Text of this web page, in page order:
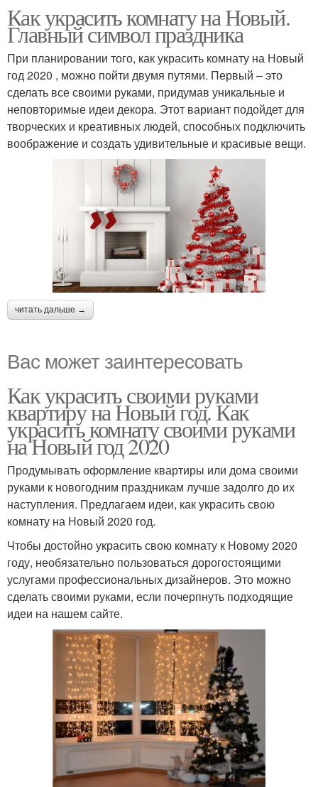
Как украсить комнату на Новый.
Главный символ праздника
При планировании того, как украсить комнату на Новый
год 2020 , можно пойти двумя путями. Первый – это
сделать все своими руками, придумав уникальные и
неповторимые идеи декора. Этот вариант подойдет для
творческих и креативных людей, способных подключить
воображение и создать удивительные и красивые вещи.
читать дальше →
Вас может заинтересовать
Как украсить своими руками
квартиру на Новый год. Как
украсить комнату своими руками
на Новый год 2020
Продумывать оформление квартиры или дома своими
руками к новогодним праздникам лучше задолго до их
наступления. Предлагаем идеи, как украсить свою
комнату на Новый 2020 год.
Чтобы достойно украсить свою комнату к Новому 2020
году, необязательно пользоваться дорогостоящими
услугами профессиональных дизайнеров. Это можно
сделать своими руками, если почерпнуть подходящие
идеи на нашем сайте.